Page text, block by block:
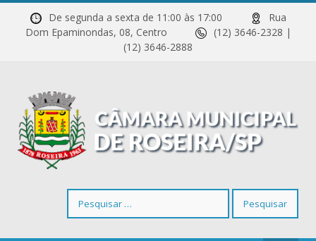
De segunda a sexta de 11:00 às 17:00
Rua
Dom Epaminondas, 08, Centro
(12) 3646-2328 |
(12) 3646-2888
por: